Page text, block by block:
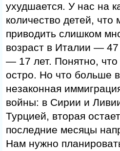
ухудшается. У нас на
количество детей,
приводить слишком
возраст в Италии — 47
— 17 лет. Понятно,
остро. Но что больше
незаконная
войны: в Сирии и
Турцией, вторая
последние месяцы
Нам нужно